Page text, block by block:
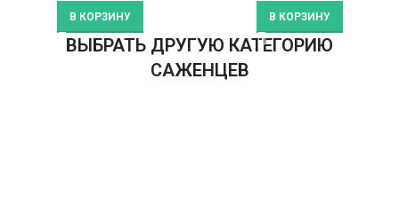
В КОРЗИНУ В КОРЗИНУ
ВЫБРАТЬ ДРУГУЮ КАТЕГОРИЮ
САЖЕНЦЕВ